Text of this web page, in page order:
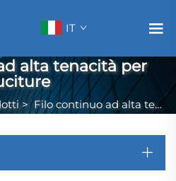
IT
alta tenacità per
>Filo continuo ad alta tenacità per cuciture